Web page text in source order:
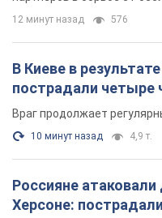
12 минут назад 576
В Киеве в
пострадали четыре
Враг продолжает
10 минут назад 4,9 т.
Россияне
Херсоне: